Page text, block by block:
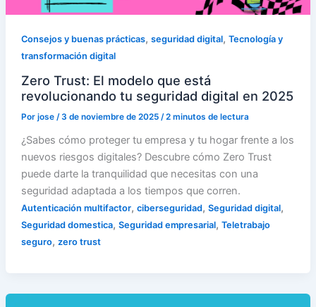
Consejos y buenas prácticas, seguridad digital, Tecnología y
transformación digital
Zero Trust: El modelo que está
revolucionando tu seguridad digital en 2025
Por jose /3 de noviembre de 2025 /2 minutos de lectura
¿Sabes cómo proteger tu empresa y tu hogar frente a los
nuevos riesgos digitales? Descubre cómo Zero Trust
puede darte la tranquilidad que necesitas con una
seguridad adaptada a los tiempos que corren.
Autenticación multifactor, ciberseguridad, Seguridad digital,
Seguridad domestica, Seguridad empresarial, Teletrabajo
seguro, zero trust